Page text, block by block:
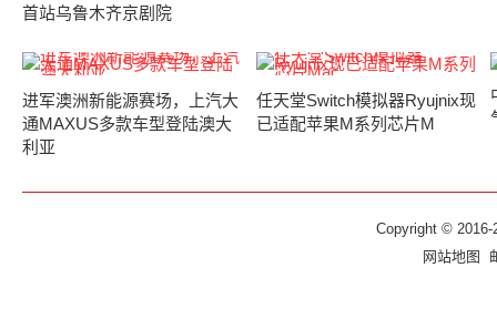
首站乌鲁木齐京剧院
进军澳洲新能源赛场，上汽大
通MAXUS多款车型登陆澳大
利亚
任天堂Switch模拟器Ryujnix现
已适配苹果M系列芯片M
Copyright © 2016-
网站地图